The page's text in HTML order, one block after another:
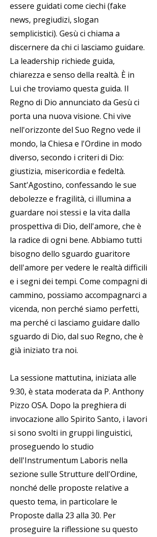
essere guidati come ciechi (fake
news, pregiudizi, slogan
semplicistici). Gesù ci chiama a
discernere da chi ci lasciamo guidare.
La leadership richiede guida,
chiarezza e senso della realtà. È in
Lui che troviamo questa guida. Il
Regno di Dio annunciato da Gesù ci
porta una nuova visione. Chi vive
nell'orizzonte del Suo Regno vede il
mondo, la Chiesa e l'Ordine in modo
diverso, secondo i criteri di Dio:
giustizia, misericordia e fedeltà.
Sant'Agostino, confessando le sue
debolezze e fragilità, ci illumina a
guardare noi stessi e la vita dalla
prospettiva di Dio, dell'amore, che è
la radice di ogni bene. Abbiamo tutti
bisogno dello sguardo guaritore
dell'amore per vedere le realtà difficili
e i segni dei tempi. Come compagni di
cammino, possiamo accompagnarci a
vicenda, non perché siamo perfetti,
ma perché ci lasciamo guidare dallo
sguardo di Dio, dal suo Regno, che è
già iniziato tra noi.
La sessione mattutina, iniziata alle
9:30, è stata moderata da P. Anthony
Pizzo OSA. Dopo la preghiera di
invocazione allo Spirito Santo, i lavori
si sono svolti in gruppi linguistici,
proseguendo lo studio
dell'Instrumentum Laboris nella
sezione sulle Strutture dell'Ordine,
nonché delle proposte relative a
questo tema, in particolare le
Proposte dalla 23 alla 30. Per
proseguire la riflessione su questo